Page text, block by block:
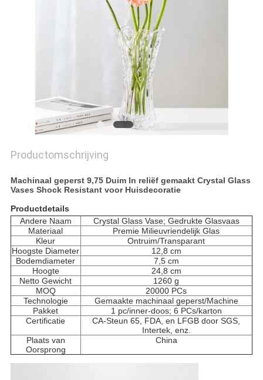
Productomschrijving
Machinaal geperst 9,75 Duim In reliëf gemaakt Crystal Glass
Vases Shock Resistant voor Huisdecoratie
Productdetails
Andere Naam
Crystal Glass Vase; Gedrukte Glasvaas
Materiaal
Premie Milieuvriendelijk Glas
Kleur
Ontruim/Transparant
Hoogste Diameter
12,8 cm
Bodemdiameter
7,5cm
Hoogte
24,8 cm
Netto Gewicht
1260 g
MOQ
20000 PCs
Technologie
Gemaakte machinaal geperst/Machine
Pakket
1 pc/inner-doos; 6 PCs/karton
Certificatie
CA-Steun 65, FDA, en LFGB door SGS,
Intertek, enz.
Plaats van
Oorsprong
China